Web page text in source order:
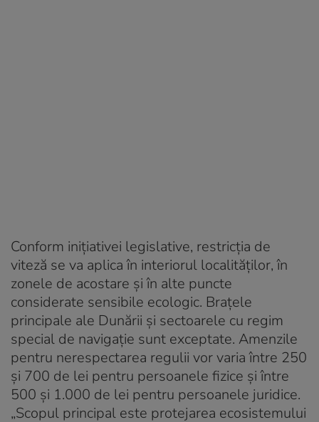
Conform inițiativei legislative, restricția de
viteză se va aplica în interiorul localităților, în
zonele de acostare și în alte puncte
considerate sensibile ecologic. Brațele
principale ale Dunării și sectoarele cu regim
special de navigație sunt exceptate. Amenzile
pentru nerespectarea regulii vor varia între 250
și 700 de lei pentru persoanele fizice și între
500 și 1.000 de lei pentru persoanele juridice.
„Scopul principal este protejarea ecosistemului